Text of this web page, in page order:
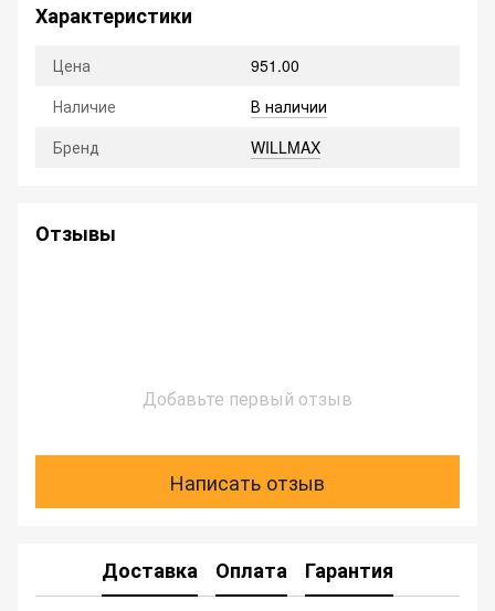
Характеристики
Цена
951.00
Наличие
В наличии
Бренд
WILLMAX
Отзывы
Добавьте первый отзыв
Написать отзыв
Доставка Оплата Гарантия